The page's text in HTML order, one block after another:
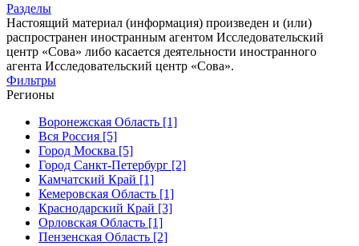
Разделы
Настоящий материал (информация) произведен и (или)
распространен иностранным агентом Исследовательский
центр «Сова» либо касается деятельности иностранного
агента Исследовательский центр «Сова».
Фильтры
Регионы
Воронежская Область [1]
Вся Россия [5]
Город Москва [5]
Город Санкт-Петербург [2]
Камчатский Край [1]
Кемеровская Область [1]
Краснодарский Край [3]
Орловская Область [1]
Пензенская Область [2]